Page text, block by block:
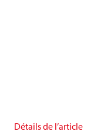
Détails de l’article